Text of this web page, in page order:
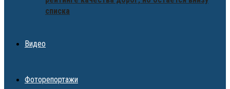
списка
Видео
Фоторепортажи